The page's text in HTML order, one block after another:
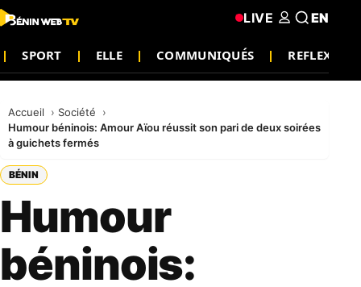
SPORT ELLE COMMUNIQUÉS
LIVE EN
Accueil
Société
Humour béninois: Amour Aïou réussit son pari de deux soirées
à guichets fermés
BÉNIN
Humour
béninois: